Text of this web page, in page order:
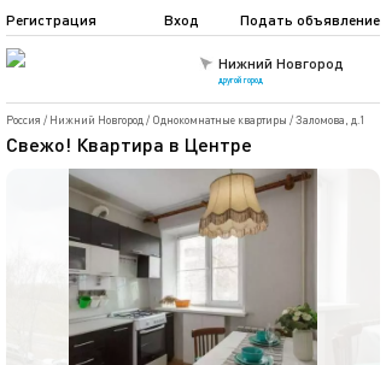
Нижний Новгород
другой город
Подать объявление
Регистрация Вход
Россия / Нижний Новгород / Однокомнатные квартиры /Заломова, д.1
Свежо! Квартира в Центре